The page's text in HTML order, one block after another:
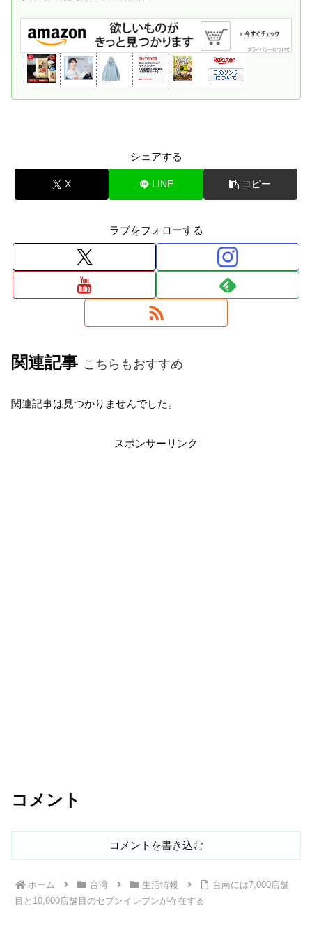
シェアする
X LINE コピー
ラブをフォローする
関連記事 こちらもおすすめ
関連記事は見つかりませんでした。
スポンサーリンク
コメント
コメントを書き込む
ホーム 台湾 生活情報
台南には7,000店舗
目と10,000店舗目のセブンイレブンが存在する